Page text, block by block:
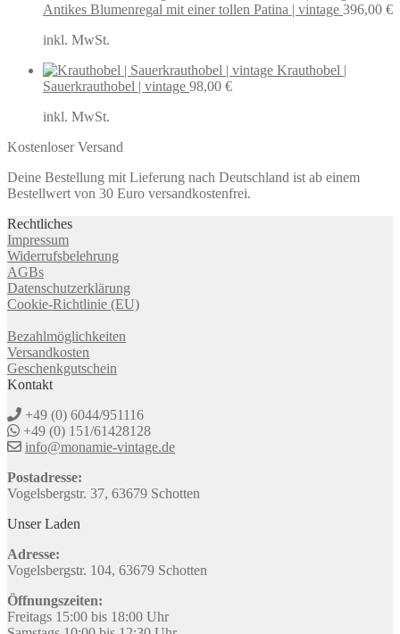
Antikes Blumenregal mit einer tollen Patina | vintage 396,00 €
inkl. MwSt.
Krauthobel |
Sauerkrauthobel | vintage 98,00 €
inkl. MwSt.
Kostenloser Versand
Deine Bestellung mit Lieferung nach Deutschland ist ab einem
Bestellwert von 30 Euro versandkostenfrei.
Rechtliches
Impressum
Widerrufsbelehrung
AGBs
Datenschutzerklärung
Cookie-Richtlinie (EU)
Bezahlmöglichkeiten
Versandkosten
Geschenkgutschein
Kontakt
+49 (0) 6044/951116
+49 (0) 151/61428128
info@monamie-vintage.de
Postadresse:
Vogelsbergstr. 37, 63679 Schotten
Unser Laden
Adresse:
Vogelsbergstr. 104, 63679 Schotten
Öffnungszeiten:
Freitags 15:00 bis 18:00 Uhr